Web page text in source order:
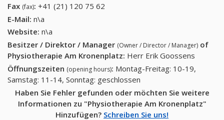
Fax (fax): +41 (21) 120 75 62
E-Mail: n\a
Website: n\a
Besitzer / Direktor / Manager (Owner / Director / Manager) of
Physiotherapie Am Kronenplatz: Herr Erik Goossens
Öffnungszeiten (opening hours): Montag-Freitag: 10-19,
Samstag: 11-14, Sonntag: geschlossen
Haben Sie Fehler gefunden oder möchten Sie weitere
Informationen zu "Physiotherapie Am Kronenplatz"
Hinzufügen? Schreiben Sie uns!